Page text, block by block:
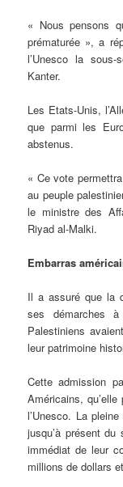
« Nous pensons
prématurée », a
l’Unesco la sous-
Kanter.
Les Etats-Unis,
que parmi les
abstenus.
« Ce vote
au peuple
le ministre des
Riyad al-Malki.
Embarras
Il a assuré que la
ses démarches
Palestiniens
leur patrimoine
Cette admission
Américains,
l’Unesco. La
jusqu’à présent du
immédiat de leur
millions de dollars